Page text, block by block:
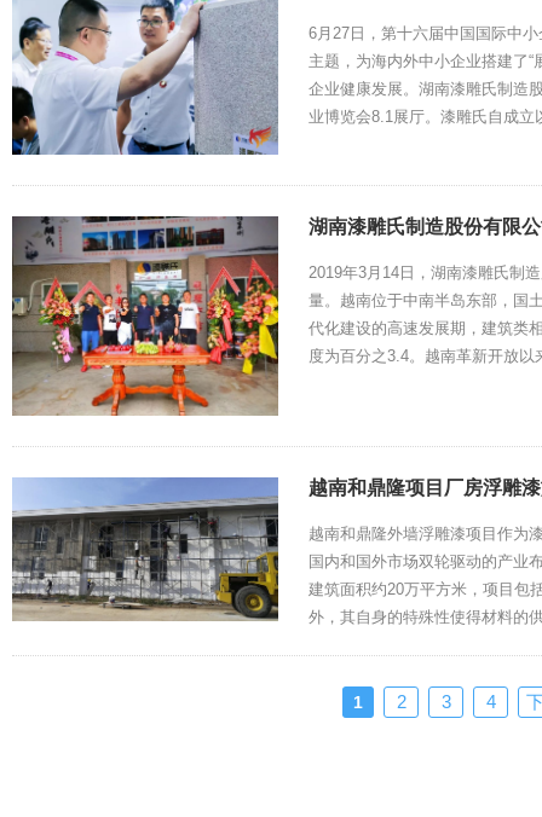
6月27日，第十六届中国国际中
主题，为海内外中小企业搭建了
企业健康发展。湖南漆雕氏制造
业博览会8.1展厅。漆雕氏自成
湖南漆雕氏制造股份有限
2019年3月14日，湖南漆雕氏制
量。越南位于中南半岛东部，国
代化建设的高速发展期，建筑类
度为百分之3.4。越南革新开放
越南和鼎隆项目厂房浮雕
越南和鼎隆外墙浮雕漆项目作为
国内和国外市场双轮驱动的产业
建筑面积约20万平方米，项目包
外，其自身的特殊性使得材料的
1 2 3 4